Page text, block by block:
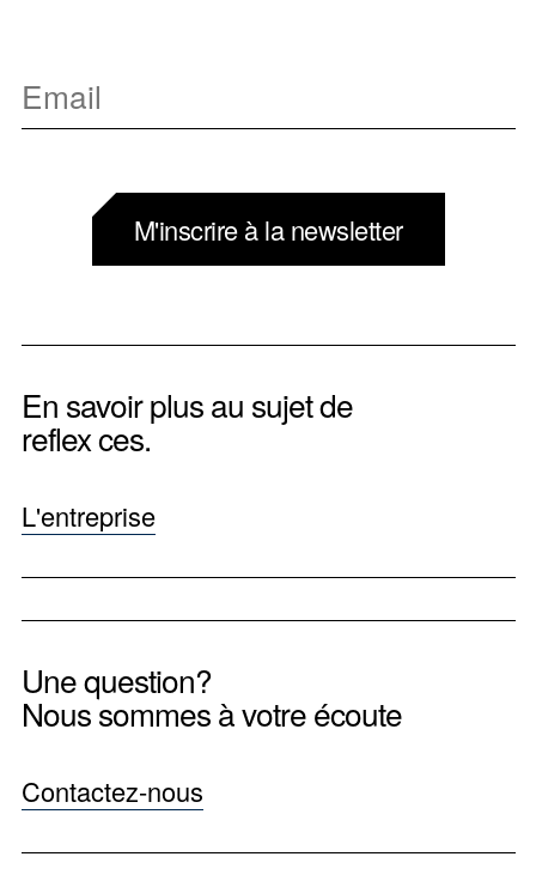
M'inscrire à la newsletter
En savoir plus au sujet de
reflex ces.
L'entreprise
Une question?
Nous sommes à votre écoute
Contactez-nous